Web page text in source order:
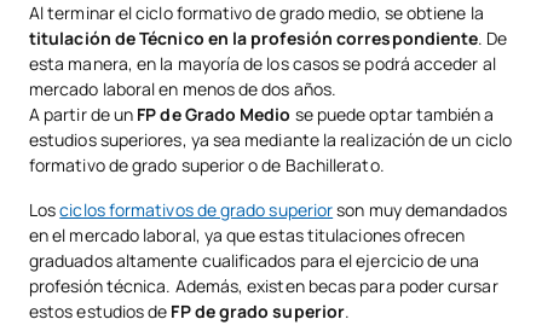
Al terminar el ciclo formativo de grado medio, se obtiene la
titulación de Técnico en la profesión correspondiente. De
esta manera, en la mayoría de los casos se podrá acceder al
mercado laboral en menos de dos años.
A partir de un FP de Grado Medio se puede optar también a
estudios superiores, ya sea mediante la realización de un ciclo
formativo de grado superior o de Bachillerato.
Losciclos formativos de grado superiorson muy demandados
en el mercado laboral, ya que estas titulaciones ofrecen
graduados altamente cualificados para el ejercicio de una
profesión técnica. Además, existen becas para poder cursar
estos estudios de FP de grado superior.